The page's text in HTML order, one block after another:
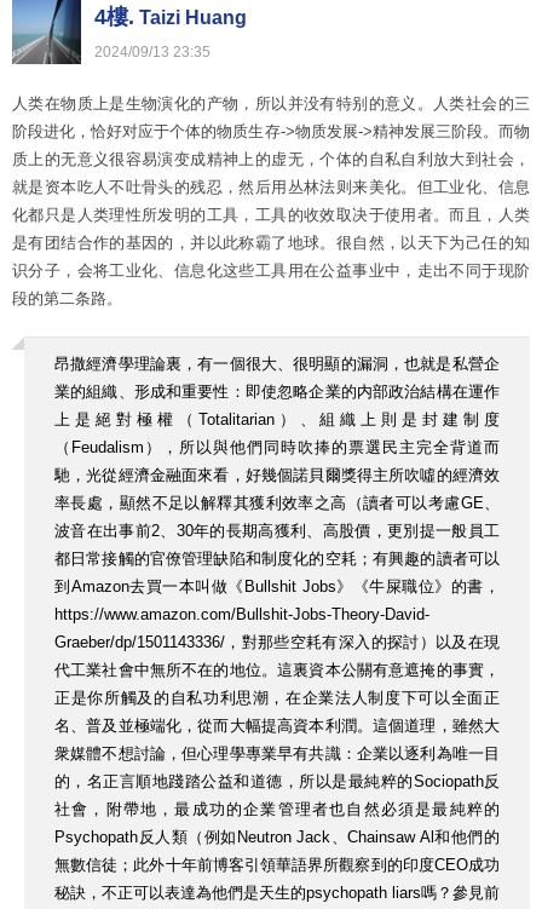
4樓. Taizi Huang
2024/09/13 23:35
人类在物质上是生物演化的产物，所以并没有特别的意义。人类社会的三
阶段进化，恰好对应于个体的物质生存->物质发展->精神发展三阶段。而物
质上的无意义很容易演变成精神上的虚无，个体的自私自利放大到社会，
就是资本吃人不吐骨头的残忍，然后用丛林法则来美化。但工业化、信息
化都只是人类理性所发明的工具，工具的收效取决于使用者。而且，人类
是有团结合作的基因的，并以此称霸了地球。很自然，以天下为己任的知
识分子，会将工业化、信息化这些工具用在公益事业中，走出不同于现阶
段的第二条路。
昂撒經濟學理論裏，有一個很大、很明顯的漏洞，也就是私營企
業的組織、形成和重要性：即使忽略企業的内部政治結構在運作
上是絕對極權（Totalitarian）、組織上則是封建制度
（Feudalism），所以與他們同時吹捧的票選民主完全背道而
馳，光從經濟金融面來看，好幾個諾貝爾獎得主所吹噓的經濟效
率長處，顯然不足以解釋其獲利效率之高（讀者可以考慮GE、
波音在出事前2、30年的長期高獲利、高股價，更別提一般員工
都日常接觸的官僚管理缺陷和制度化的空耗；有興趣的讀者可以
到Amazon去買一本叫做《Bullshit Jobs》《牛屎職位》的書，
https://www.amazon.com/Bullshit-Jobs-Theory-David-
Graeber/dp/1501143336/，對那些空耗有深入的探討）以及在現
代工業社會中無所不在的地位。這裏資本公關有意遮掩的事實，
正是你所觸及的自私功利思潮，在企業法人制度下可以全面正
名、普及並極端化，從而大幅提高資本利潤。這個道理，雖然大
衆媒體不想討論，但心理學專業早有共識：企業以逐利為唯一目
的，名正言順地踐踏公益和道德，所以是最純粹的Sociopath反
社會，附帶地，最成功的企業管理者也自然必須是最純粹的
Psychopath反人類（例如Neutron Jack、Chainsaw Al和他們的
無數信徒；此外十年前博客引領華語界所觀察到的印度CEO成功
秘訣，不正可以表達為他們是天生的psychopath liars嗎？參見前